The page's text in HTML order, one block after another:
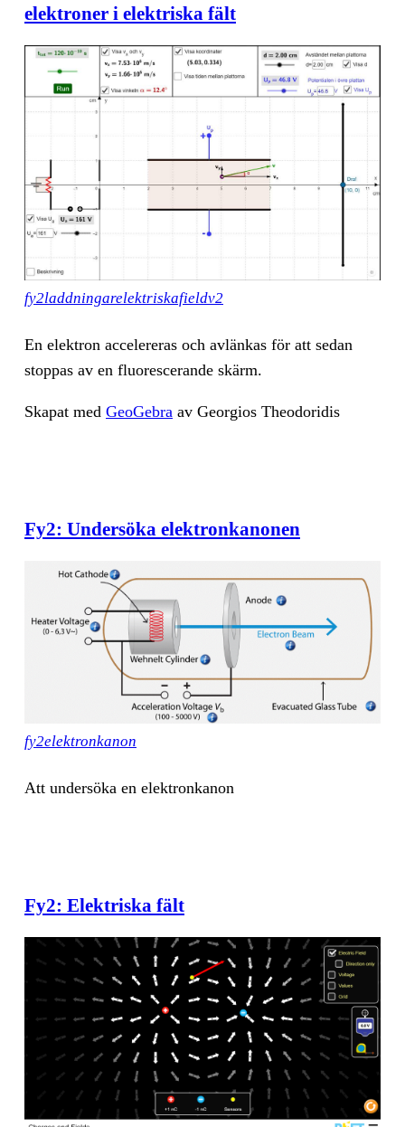
elektroner i elektriska fält
fy2laddningarelektriskafieldv2
En elektron ac­ce­le­re­ras och av­län­kas för att se­dan
stop­pas av en flu­o­re­sce­ran­de skärm.
Ska­pat med Geo­Ge­bra av Ge­or­gi­os The­odo­ri­dis
Fy2: Undersöka elektronkanonen
fy2elektronkanon
Att un­der­sö­ka en elektron­ka­non
Fy2: Elektriska fält